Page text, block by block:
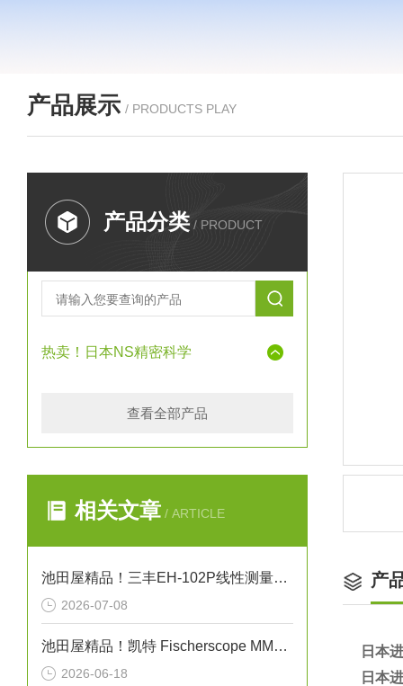
产品展示 / PRODUCTS PLAY
产品分类 / PRODUCT
热卖！日本NS精密科学
查看全部产品
相关文章 / ARTICLE
池田屋精品！三丰EH-102P线性测量计数器技术
2026-07-08
池田屋精品！凯特 Fischerscope MMS PC2 多系统薄膜厚度计 参数介绍
2026-06-18
产
日本
日本